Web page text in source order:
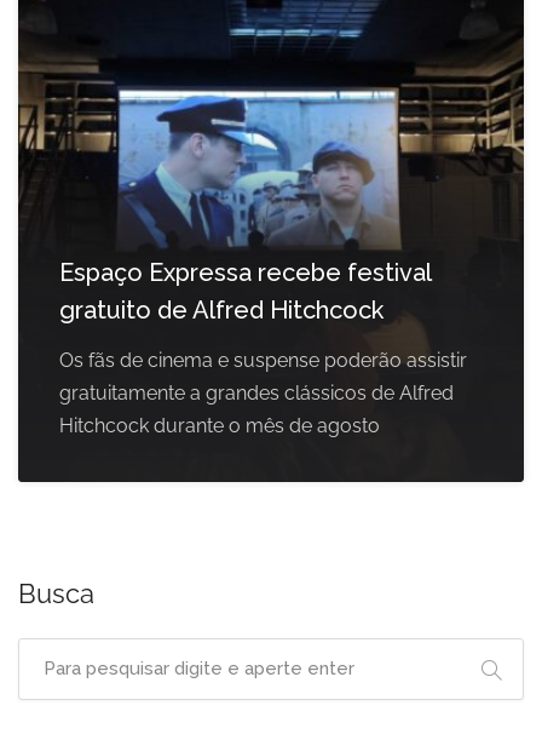
Espaço Expressa recebe festival
gratuito de Alfred Hitchcock
Os fãs de cinema e suspense poderão assistir
gratuitamente a grandes clássicos de Alfred
Hitchcock durante o mês de agosto
Busca